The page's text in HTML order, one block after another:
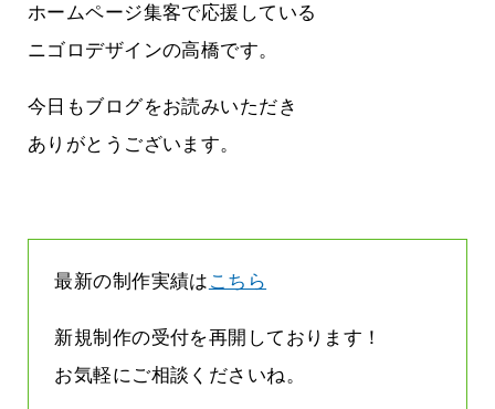
ホームページ集客で応援している
ニゴロデザインの高橋です。
今日もブログをお読みいただき
ありがとうございます。
最新の制作実績は こちら
新規制作の受付を再開しております！
お気軽にご相談くださいね。
よね